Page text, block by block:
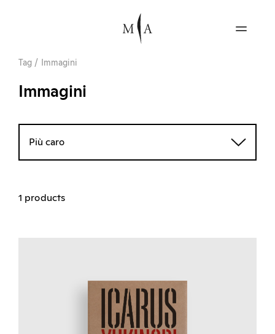
Tag / Immagini
Immagini
Più caro
1 products